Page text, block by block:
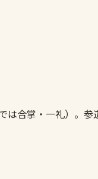
合掌・一礼）。